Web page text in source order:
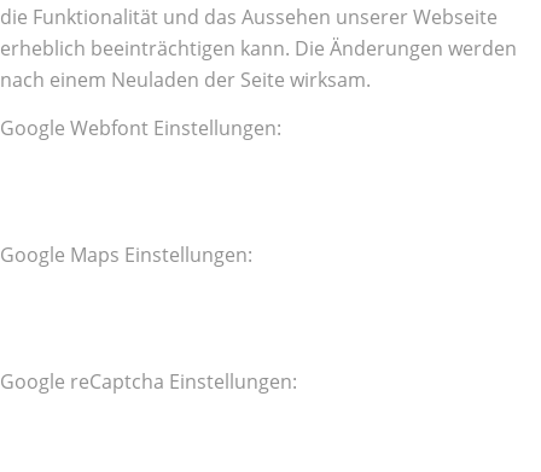
die Funktionalität und das Aussehen unserer Webseite
erheblich beeinträchtigen kann. Die Änderungen werden
nach einem Neuladen der Seite wirksam.
Google Webfont Einstellungen:
Google Maps Einstellungen:
Google reCaptcha Einstellungen: